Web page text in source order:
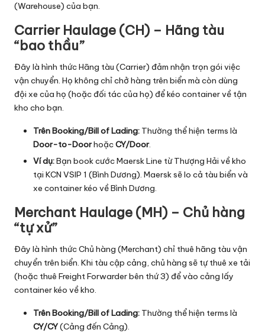
(Warehouse) của bạn.
Carrier Haulage (CH) – Hãng tàu
“bao thầu”
Đây là hình thức Hãng tàu (Carrier) đảm nhận trọn gói việc
vận chuyển. Họ không chỉ chở hàng trên biển mà còn dùng
đội xe của họ (hoặc đối tác của họ) để kéo container về tận
kho cho bạn.
Trên Booking/Bill of Lading: Thường thể hiện terms là
Door-to-DoorhoặcCY/Door.
Ví dụ:Bạn book cước Maersk Line từ Thượng Hải về kho
tại KCN VSIP 1 (Bình Dương). Maersk sẽ lo cả tàu biển và
xe container kéo về Bình Dương.
Merchant Haulage (MH) – Chủ hàng
“tự xử”
Đây là hình thức Chủ hàng (Merchant) chỉ thuê hãng tàu vận
chuyển trên biển. Khi tàu cập cảng, chủ hàng sẽ tự thuê xe tải
(hoặc thuê Freight Forwarderbên thứ 3) để vào cảng lấy
container kéo về kho.
Trên Booking/Bill of Lading: Thường thể hiện terms là
CY/CY(Cảng đến Cảng).